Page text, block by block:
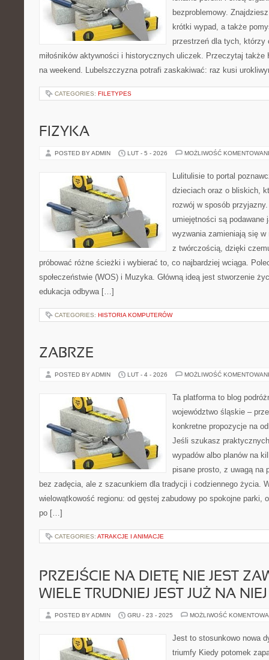
bezproblemowy.
krótki wypad, a także
przestrzeń dla tych, którzy
miłośników aktywności i historycznych uliczek. Przeczytaj
na weekend. Lubelszczyzna potrafi zaskakiwać: raz kusi
CATEGORIES: FILETYPES
FIZYKA
POSTED BY ADMIN LUT - 5 - 2026 MOŻLIWOŚĆ
Lulitulisie to portal
dzieciach oraz o bliskich,
rozwój w sposób
umiejętności są podawane
wyzwania zamieniają się w
z twórczością, dzięki
próbować różne ścieżki i wybierać to, co najbardziej wciąga.
społeczeństwie (WOS) i Muzyka. Główną ideą jest stworzenie
edukacja odbywa […]
CATEGORIES: HISTORIA KOMPUTERÓW
ZABRZE
POSTED BY ADMIN LUT - 4 - 2026 MOŻLIWOŚĆ
Ta platforma to blog
województwo śląskie –
konkretne propozycje na
Jeśli szukasz
wypadów albo planów na
pisane prosto, z uwagą na
bez zadęcia, ale z szacunkiem dla tradycji i codziennego życia.
wielowątkowość regionu: od gęstej zabudowy po spokojne parki,
po […]
CATEGORIES: ATRAKCJE I ANIMACJE
PRZEJŚCIE NA DIETĘ NIE JEST
WIELE TRUDNIEJ JEST JUŻ NA
POSTED BY ADMIN GRU - 23 - 2025 MOŻLIWOŚĆ
Jest to stosunkowo nowa
triumfy Kiedy potomek